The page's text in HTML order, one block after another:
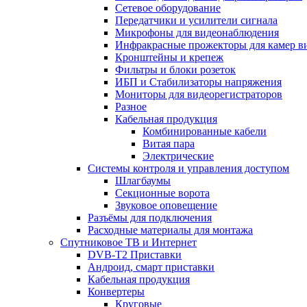
Сетевое оборудование
Передатчики и усилители сигнала
Микрофоны для видеонаблюдения
Инфракрасные прожекторы для камер
Кронштейны и крепеж
Фильтры и блоки розеток
ИБП и Стабилизаторы напряжения
Мониторы для видеорегистраторов
Разное
Кабельная продукция
Комбинированные кабели
Витая пара
Электрические
Системы контроля и управления доступом
Шлагбаумы
Секционные ворота
Звуковое оповещение
Разъёмы для подключения
Расходные материалы для монтажа
Спутниковое ТВ и Интернет
DVB-Т2 Приставки
Андроид, смарт приставки
Кабельная продукция
Конвертеры
Круговые